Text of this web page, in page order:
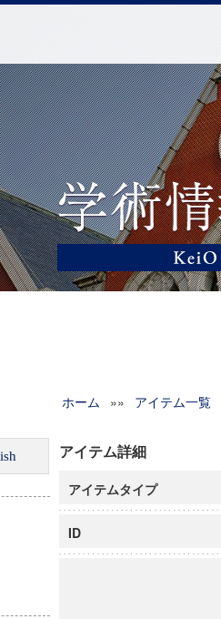
ホーム »» アイテム一覧
アイテム詳細
アイテムタイプ
ID